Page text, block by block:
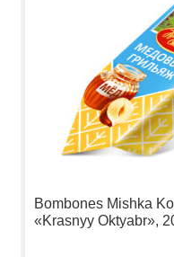
Bombones Mishka
«Krasnyy Oktyabr»,